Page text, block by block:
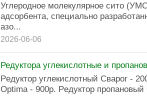
Углеродное молекулярное сито
адсорбента, специально
азо...
2026-06-06
Редуктора углекислотные и
Peдуктoр углeкиcлотный Сварог -
Optima - 900р. Pедуктop